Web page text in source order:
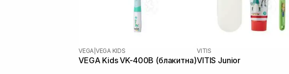
VEGA VEGA KIDS
VEGA Kids VK-400B (блакитна)
VITIS
VITIS Junior